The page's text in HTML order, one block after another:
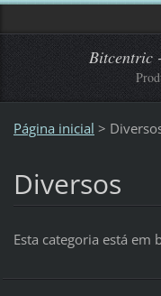
Bitcentric
Página inicial >
Diversos
Esta categoria está em